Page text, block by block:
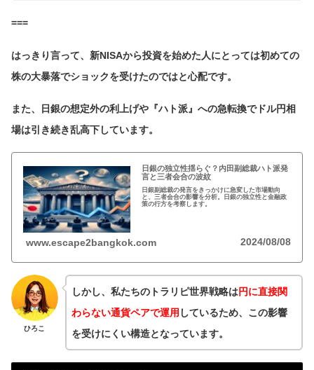
===
はっきり言って、新NISAから投資を始めた人にとっては初めての
株の大暴落でショックを受けたのではと心配です。
また、日銀の想定外の利上げや『ハト派』への急転換でドル円相
場は引き続き乱高下しています。
日銀の独立性揺らぐ？内田副総裁ハト派発
言と三者会合の波紋
日銀副総裁の発言をきっかけに急変した市場動向
と、三者会合の影響を分析。日銀の独立性と金融政
策の行方を考察します。
www.escape2bangkok.com 2024/08/08
ひろこ
しかし、私たちのトラリピ世界戦略は円に直接関
わらない通貨ペアで運用 しているため、この影響
を受けにくい構造となっています。